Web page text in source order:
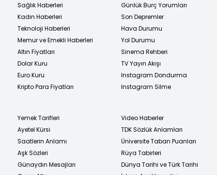
Sağlık Haberleri
Kadın Haberleri
Teknoloji Haberleri
Memur ve Emekli Haberleri
Altın Fiyatları
Dolar Kuru
Euro Kuru
Kripto Para Fiyatları
Günlük Burç Yorumları
Son Depremler
Hava Durumu
Yol Durumu
Sinema Rehberi
TV Yayın Akışı
Instagram Dondurma
Instagram Silme
Yemek Tarifleri
Ayetel Kürsi
Saatlerin Anlamı
Aşk Sözleri
Günaydın Mesajları
Video Haberler
TDK Sözlük Anlamları
Üniversite Taban Puanları
Rüya Tabirleri
Dünya Tarihi ve Türk Tarihi